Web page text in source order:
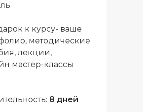
к курсу- ваше
методические
лекции,
мастер-классы
8 дней